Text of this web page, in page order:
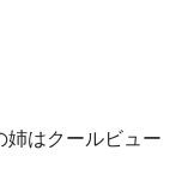
姉はクールビュー